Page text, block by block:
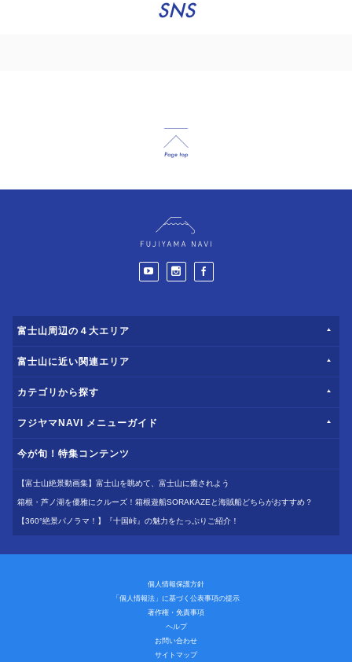
SNS
富士山周辺の４大エリア
富士山に近い関連エリア
カテゴリから探す
フジヤマNAVI メニューガイド
今が旬！特集コンテンツ
【富士山絶景動画集】富士山を眺めて、富士山に癒されよう
箱根・芦ノ湖を優雅にクルーズ！箱根遊船SORAKAZEと海賊船どちらがおすすめ？
【360°絶景パノラマ！】『十国峠』の魅力をたっぷりご紹介！
個人情報保護方針
「個人情報法」に基づく公表事項の提示
著作権・免責事項
ヘルプ
お問い合わせ
サイトマップ